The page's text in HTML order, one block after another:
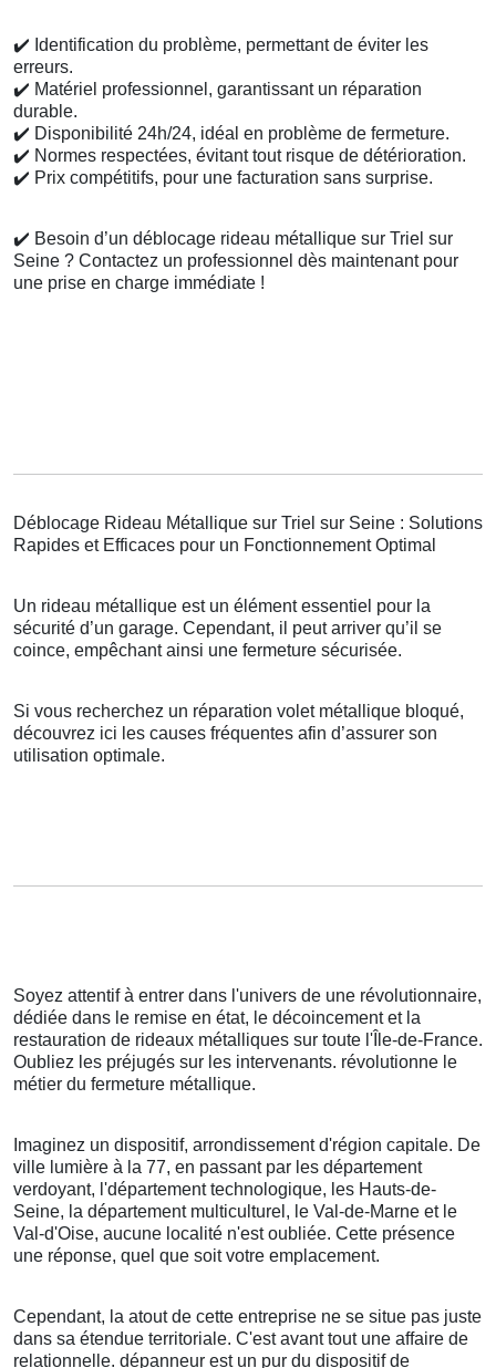
✔️ Identification du problème, permettant de éviter les
erreurs.
✔️ Matériel professionnel, garantissant un réparation
durable.
✔️ Disponibilité 24h/24, idéal en problème de fermeture.
✔️ Normes respectées, évitant tout risque de détérioration.
✔️ Prix compétitifs, pour une facturation sans surprise.
✔️ Besoin d’un déblocage rideau métallique sur Triel sur
Seine ? Contactez un professionnel dès maintenant pour
une prise en charge immédiate !
Déblocage Rideau Métallique sur Triel sur Seine : Solutions
Rapides et Efficaces pour un Fonctionnement Optimal
Un rideau métallique est un élément essentiel pour la
sécurité d’un garage. Cependant, il peut arriver qu’il se
coince, empêchant ainsi une fermeture sécurisée.
Si vous recherchez un réparation volet métallique bloqué,
découvrez ici les causes fréquentes afin d’assurer son
utilisation optimale.
Soyez attentif à entrer dans l'univers de une révolutionnaire,
dédiée dans le remise en état, le décoincement et la
restauration de rideaux métalliques sur toute l'Île-de-France.
Oubliez les préjugés sur les intervenants. révolutionne le
métier du fermeture métallique.
Imaginez un dispositif, arrondissement d'région capitale. De
ville lumière à la 77, en passant par les département
verdoyant, l'département technologique, les Hauts-de-
Seine, la département multiculturel, le Val-de-Marne et le
Val-d'Oise, aucune localité n'est oubliée. Cette présence
une réponse, quel que soit votre emplacement.
Cependant, la atout de cette entreprise ne se situe pas juste
dans sa étendue territoriale. C'est avant tout une affaire de
relationnelle. dépanneur est un pur du dispositif de